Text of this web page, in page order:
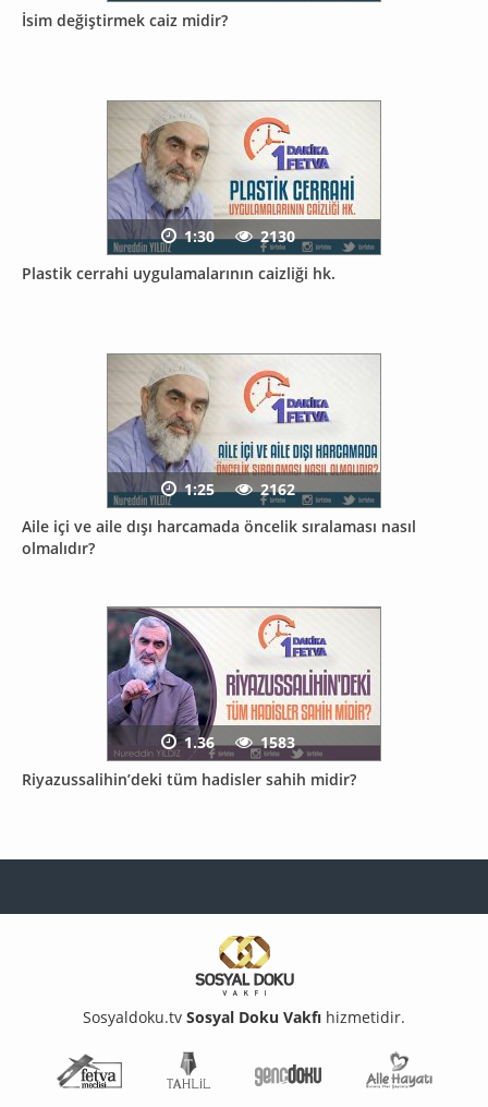
İsim değiştirmek caiz midir?
Plastik cerrahi uygulamalarının caizliği hk.
1:30 2130
Aile içi ve aile dışı harcamada öncelik sıralaması nasıl
olmalıdır?
1:25 2162
Riyazussalihin’deki tüm hadisler sahih midir?
1.36 1583
Sosyaldoku.tv Sosyal Doku Vakfı hizmetidir.
Fetva Meclisi
Genç Doku